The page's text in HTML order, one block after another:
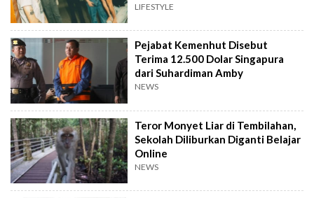
LIFESTYLE
Pejabat Kemenhut Disebut
Terima 12.500 Dolar Singapura
dari Suhardiman Amby
NEWS
Teror Monyet Liar di Tembilahan,
Sekolah Diliburkan Diganti Belajar
Online
NEWS